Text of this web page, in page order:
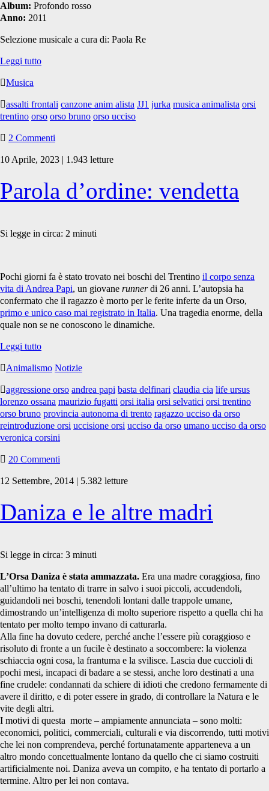
Album: Profondo rosso
Anno: 2011
Selezione musicale a cura di: Paola Re
Leggi tuttoAssalti
dell’Orso
Bruno”
Musica
assalti frontali canzone anim alista JJ1 jurka musica animalista orsi
trentino orso orso bruno orso ucciso
2 Commenti
10 Aprile, 2023 | 1.943 letture
Parola d’ordine: vendetta
Si legge in circa: 2 minuti
Pochi giorni fa è stato trovato nei boschi del Trentino il corpo senza
vita di Andrea Papi, un giovane runnerdi 26 anni. L’autopsia ha
confermato che il ragazzo è morto per le ferite inferte da un Orso,
primo e unico caso mai registrato in Italia. Una tragedia enorme, della
quale non se ne conoscono le dinamiche.
Leggi tuttoParola
vendetta
Animalismo Notizie
aggressione orso andrea papi basta delfinari claudia cia life ursus
lorenzo ossana maurizio fugatti orsi italia orsi selvatici orsi trentino
orso bruno provincia autonoma di trento ragazzo ucciso da orso
reintroduzione orsi uccisione orsi ucciso da orso umano ucciso da orso
veronica corsini
20 Commenti
12 Settembre, 2014 | 5.382 letture
Daniza e le altre madri
Si legge in circa: 3 minuti
L’Orsa Daniza è stata ammazzata. Era una madre coraggiosa, fino
all’ultimo ha tentato di trarre in salvo i suoi piccoli, accudendoli,
guidandoli nei boschi, tenendoli lontani dalle trappole umane,
dimostrando un’intelligenza di molto superiore rispetto a quella chi ha
tentato per molto tempo invano di catturarla.
Alla fine ha dovuto cedere, perché anche l’essere più coraggioso e
risoluto di fronte a un fucile è destinato a soccombere: la violenza
schiaccia ogni cosa, la frantuma e la svilisce. Lascia due cuccioli di
pochi mesi, incapaci di badare a se stessi, anche loro destinati a una
fine crudele: condannati da schiere di idioti che credono fermamente di
avere il diritto, e di poter essere in grado, di controllare la Natura e le
vite degli altri.
I motivi di questa morte – ampiamente annunciata – sono molti:
economici, politici, commerciali, culturali e via discorrendo, tutti motivi
che lei non comprendeva, perché fortunatamente apparteneva a un
altro mondo concettualmente lontano da quello che ci siamo costruiti
artificialmente noi. Daniza aveva un compito, e ha tentato di portarlo a
termine. Altro per lei non contava.